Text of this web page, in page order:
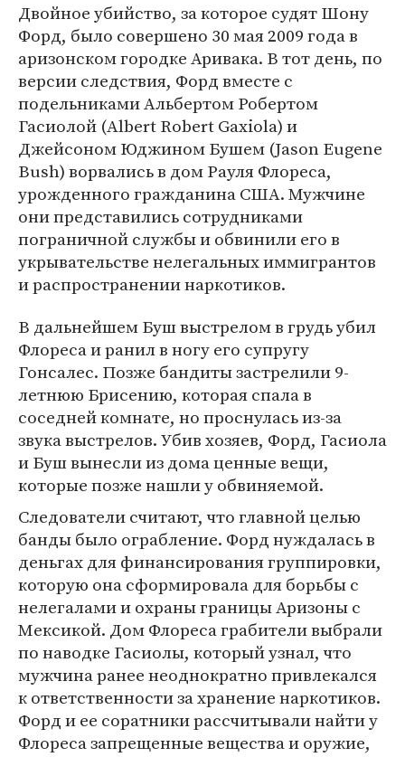
Двойное убийство, за которое судят Шону
Форд, было совершено 30 мая 2009 года в
аризонском городке Аривака. В тот день, по
версии следствия, Форд вместе с
подельниками Альбертом Робертом
Гасиолой (Albert Robert Gaxiola) и
Джейсоном Юджином Бушем (Jason Eugene
Bush) ворвались в дом Рауля Флореса,
урожденного гражданина США. Мужчине
они представились сотрудниками
пограничной службы и обвинили его в
укрывательстве нелегальных иммигрантов
и распространении наркотиков.
В дальнейшем Буш выстрелом в грудь убил
Флореса и ранил в ногу его супругу
Гонсалес. Позже бандиты застрелили 9-
летнюю Брисению, которая спала в
соседней комнате, но проснулась из-за
звука выстрелов. Убив хозяев, Форд, Гасиола
и Буш вынесли из дома ценные вещи,
которые позже нашли у обвиняемой.
Следователи считают, что главной целью
банды было ограбление. Форд нуждалась в
деньгах для финансирования группировки,
которую она сформировала для борьбы с
нелегалами и охраны границы Аризоны с
Мексикой. Дом Флореса грабители выбрали
по наводке Гасиолы, который узнал, что
мужчина ранее неоднократно привлекался
к ответственности за хранение наркотиков.
Форд и ее соратники рассчитывали найти у
Флореса запрещенные вещества и оружие,